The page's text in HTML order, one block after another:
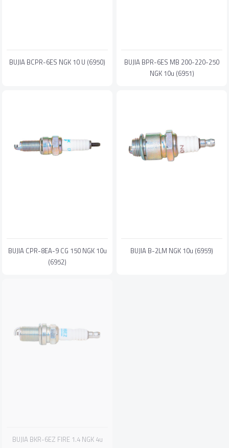
BUJIA BCPR-6ES NGK 10 U (6950)
BUJIA BPR-6ES MB 200-220-250
NGK 10u (6951)
BUJIA CPR-8EA-9 CG 150 NGK 10u
(6952)
BUJIA B-2LM NGK 10u (6959)
BUJIA BKR-6EZ FIRE 1.4 NGK 4u